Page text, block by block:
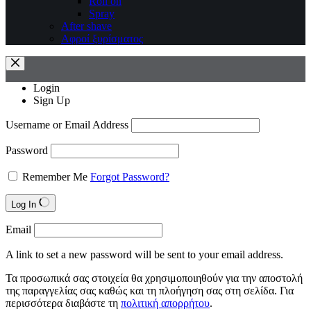
Spray
After shave
Αφροί ξυρίσματος
Login
Sign Up
Username or Email Address
Password
Remember Me Forgot Password?
Log In
Email
A link to set a new password will be sent to your email address.
Τα προσωπικά σας στοιχεία θα χρησιμοποιηθούν για την αποστολή
της παραγγελίας σας καθώς και τη πλοήγηση σας στη σελίδα. Για
περισσότερα διαβάστε τη πολιτική απορρήτου.